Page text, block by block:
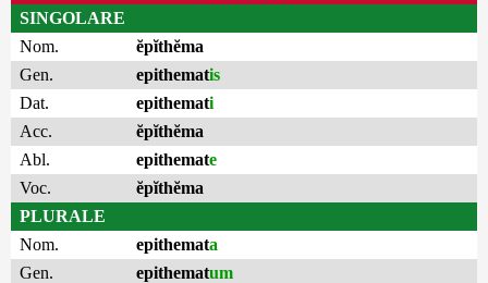
SINGOLARE
Nom.
ĕpĭthĕma
Gen.
epithematis
Dat.
epithemati
Acc.
ĕpĭthĕma
Abl.
epithemate
Voc.
ĕpĭthĕma
PLURALE
Nom.
epithemata
Gen.
epithematum